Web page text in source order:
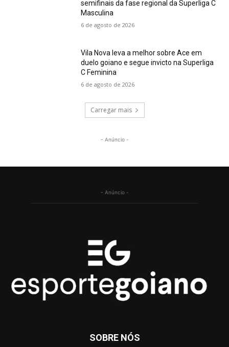
semifinais da fase regional da Superliga C
Masculina
6 de agosto de 2026
Vila Nova leva a melhor sobre Ace em
duelo goiano e segue invicto na Superliga
C Feminina
6 de agosto de 2026
Carregar mais
- Anúncio -
- Anúncio -
SOBRE NÓS